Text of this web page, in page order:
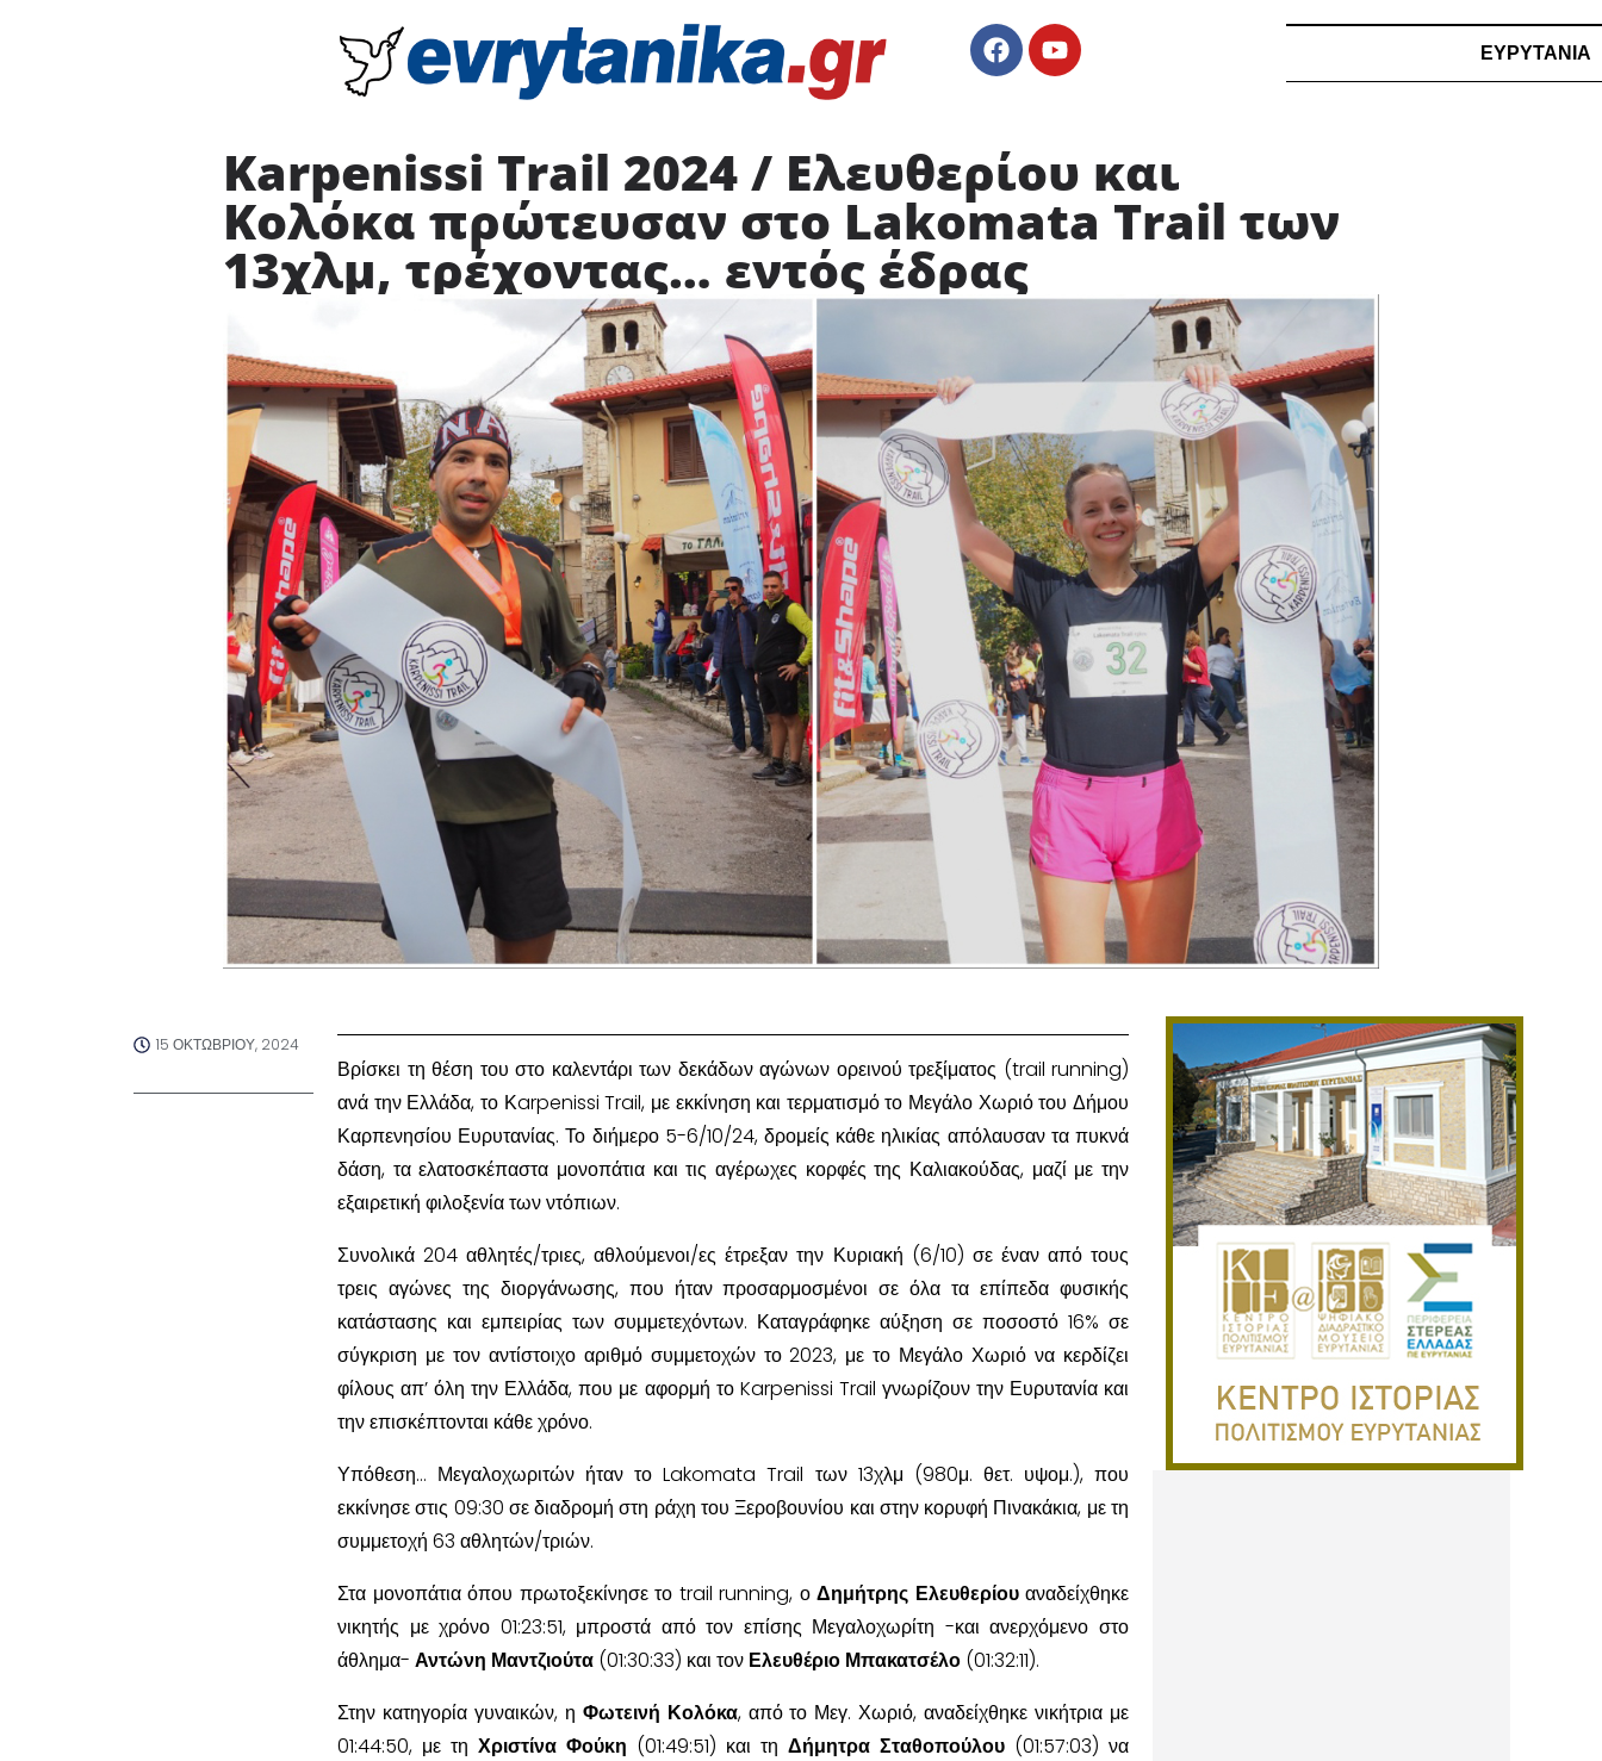
ΕΥΡΥΤΑΝΙΑ
Κarpenissi Trail 2024 / Ελευθερίου και
Κολόκα πρώτευσαν στο Lakomata Trail των
13χλμ, τρέχοντας… εντός έδρας
15 ΟΚΤΩΒΡΊΟΥ, 2024
Βρίσκει τη θέση του στο καλεντάρι των δεκάδων αγώνων ορεινού τρεξίματος (trail running)
ανά την Ελλάδα, το Κarpenissi Trail, με εκκίνηση και τερματισμό το Μεγάλο Χωριό του Δήμου
Καρπενησίου Ευρυτανίας. Το διήμερο 5-6/10/24, δρομείς κάθε ηλικίας απόλαυσαν τα πυκνά
δάση, τα ελατοσκέπαστα μονοπάτια και τις αγέρωχες κορφές της Καλιακούδας, μαζί με την
εξαιρετική φιλοξενία των ντόπιων.
Συνολικά 204 αθλητές/τριες, αθλούμενοι/ες έτρεξαν την Κυριακή (6/10) σε έναν από τους
τρεις αγώνες της διοργάνωσης, που ήταν προσαρμοσμένοι σε όλα τα επίπεδα φυσικής
κατάστασης και εμπειρίας των συμμετεχόντων. Καταγράφηκε αύξηση σε ποσοστό 16% σε
σύγκριση με τον αντίστοιχο αριθμό συμμετοχών το 2023, με το Μεγάλο Χωριό να κερδίζει
φίλους απ’ όλη την Ελλάδα, που με αφορμή το Karpenissi Trail γνωρίζουν την Ευρυτανία και
την επισκέπτονται κάθε χρόνο.
Υπόθεση… Μεγαλοχωριτών ήταν το Lakomata Trail των 13χλμ (980μ. θετ. υψομ.), που
εκκίνησε στις 09:30 σε διαδρομή στη ράχη του Ξεροβουνίου και στην κορυφή Πινακάκια, με τη
συμμετοχή 63 αθλητών/τριών.
Στα μονοπάτια όπου πρωτοξεκίνησε το trail running, ο Δημήτρης Ελευθερίου αναδείχθηκε
νικητής με χρόνο 01:23:51, μπροστά από τον επίσης Μεγαλοχωρίτη -και ανερχόμενο στο
άθλημα- Αντώνη Μαντζιούτα (01:30:33) και τον Ελευθέριο Μπακατσέλο (01:32:11).
Στην κατηγορία γυναικών, η Φωτεινή Κολόκα, από το Μεγ. Χωριό, αναδείχθηκε νικήτρια με
01:44:50, με τη Χριστίνα Φούκη (01:49:51) και τη Δήμητρα Σταθοπούλου (01:57:03) να